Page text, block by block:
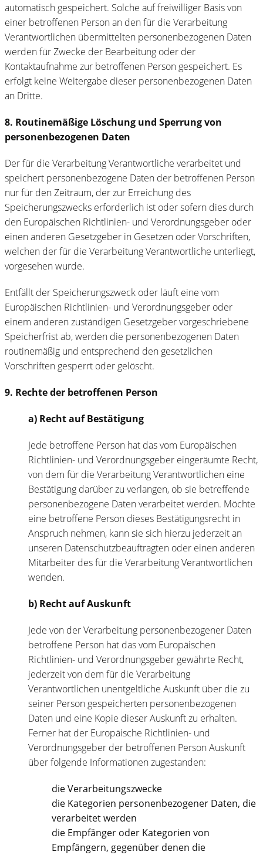
automatisch gespeichert. Solche auf freiwilliger Basis von
einer betroffenen Person an den für die Verarbeitung
Verantwortlichen übermittelten personenbezogenen Daten
werden für Zwecke der Bearbeitung oder der
Kontaktaufnahme zur betroffenen Person gespeichert. Es
erfolgt keine Weitergabe dieser personenbezogenen Daten
an Dritte.
8. Routinemäßige Löschung und Sperrung von
personenbezogenen Daten
Der für die Verarbeitung Verantwortliche verarbeitet und
speichert personenbezogene Daten der betroffenen Person
nur für den Zeitraum, der zur Erreichung des
Speicherungszwecks erforderlich ist oder sofern dies durch
den Europäischen Richtlinien- und Verordnungsgeber oder
einen anderen Gesetzgeber in Gesetzen oder Vorschriften,
welchen der für die Verarbeitung Verantwortliche unterliegt,
vorgesehen wurde.
Entfällt der Speicherungszweck oder läuft eine vom
Europäischen Richtlinien- und Verordnungsgeber oder
einem anderen zuständigen Gesetzgeber vorgeschriebene
Speicherfrist ab, werden die personenbezogenen Daten
routinemäßig und entsprechend den gesetzlichen
Vorschriften gesperrt oder gelöscht.
9. Rechte der betroffenen Person
a) Recht auf Bestätigung
Jede betroffene Person hat das vom Europäischen
Richtlinien- und Verordnungsgeber eingeräumte Recht,
von dem für die Verarbeitung Verantwortlichen eine
Bestätigung darüber zu verlangen, ob sie betreffende
personenbezogene Daten verarbeitet werden. Möchte
eine betroffene Person dieses Bestätigungsrecht in
Anspruch nehmen, kann sie sich hierzu jederzeit an
unseren Datenschutzbeauftragten oder einen anderen
Mitarbeiter des für die Verarbeitung Verantwortlichen
wenden.
b) Recht auf Auskunft
Jede von der Verarbeitung personenbezogener Daten
betroffene Person hat das vom Europäischen
Richtlinien- und Verordnungsgeber gewährte Recht,
jederzeit von dem für die Verarbeitung
Verantwortlichen unentgeltliche Auskunft über die zu
seiner Person gespeicherten personenbezogenen
Daten und eine Kopie dieser Auskunft zu erhalten.
Ferner hat der Europäische Richtlinien- und
Verordnungsgeber der betroffenen Person Auskunft
über folgende Informationen zugestanden:
die Verarbeitungszwecke
die Kategorien personenbezogener Daten, die
verarbeitet werden
die Empfänger oder Kategorien von
Empfängern, gegenüber denen die